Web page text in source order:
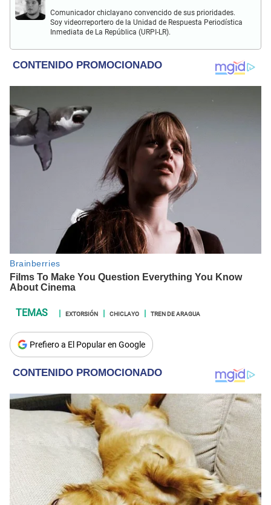
Comunicador chiclayano convencido de sus prioridades.
Soy videorreportero de la Unidad de Respuesta Periodística
Inmediata de La República (URPI-LR).
EXTORSIÓN CHICLAYO TREN DE ARAGUA
Prefiero a El Popular en Google